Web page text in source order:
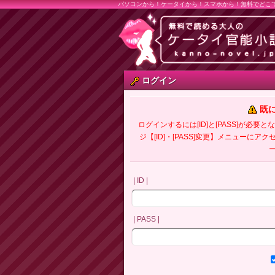
パソコンから！ケータイから！スマホから！無料でどこ
ログイン
既
ログインするには[ID]と[PASS]が必要と
ジ【[ID]・[PASS]変更】メニューにアク
| ID |
| PASS |